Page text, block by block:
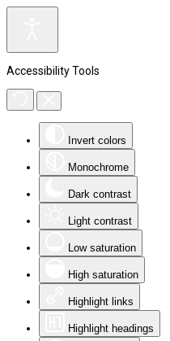
Accessibility Tools
Invert colors
Monochrome
Dark contrast
Light contrast
Low saturation
High saturation
Highlight links
Highlight headings